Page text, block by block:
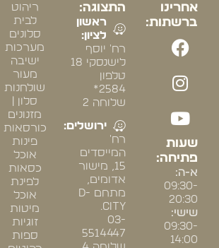
אחרינו
ברשתות:
שעות
פתיחה:
א-ה:
09:30-
20:30
שישי:
09:30-
14:00
התצוגה:
ראשון
לציון:
רח' יוסף
לישנסקי 18
טלפון
2584*
שלוחה 2
ירושלים:
רח'
המייסדים
15, מישור
אדומים,
מתחם D-
CITY.
03-
5514447
ריהוט
לבית
סלונים
מערכות
ישיבה
מעור
שולחנות
סלון |
מזנונים
כורסאות
פינות
אוכל
כסאות
לפינת
אוכל
מיטות
זוגיות
ספות